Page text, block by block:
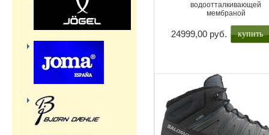
водоотталкивающей
мембраной
24999,00 руб. купить